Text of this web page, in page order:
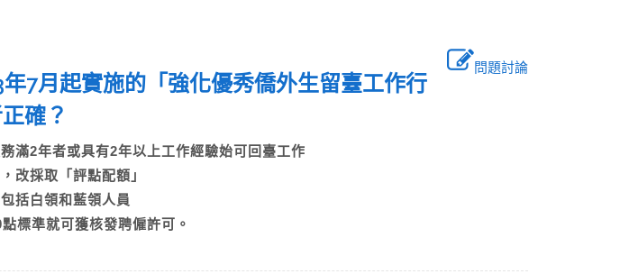
問題討論
7月起實施的「強化優秀僑外生留臺工作行
確？
滿2年者或具有2年以上工作經驗始可回臺工作
改採取「評點配額」
括白領和藍領人員
標準就可獲核發聘僱許可。